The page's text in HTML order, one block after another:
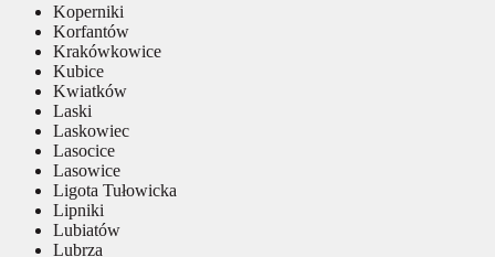
Koperniki
Korfantów
Krakówkowice
Kubice
Kwiatków
Laski
Laskowiec
Lasocice
Lasowice
Ligota Tułowicka
Lipniki
Lubiatów
Lubrza